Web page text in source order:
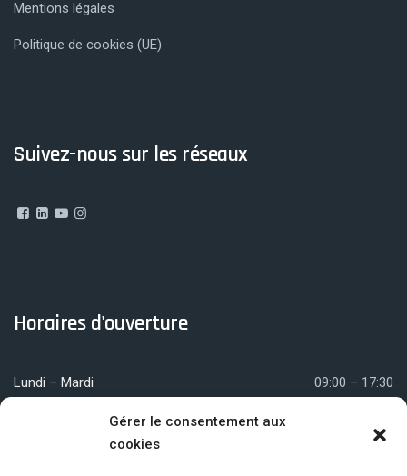
Gérer le consentement aux
cookies
Mentions légales
Politique de cookies (UE)
Suivez-nous sur les réseaux
Horaires d'ouverture
Lundi – Mardi 09:00 – 17:30